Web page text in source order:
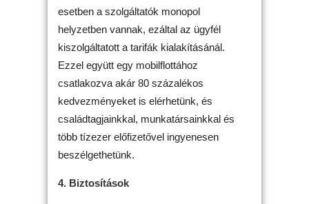
esetben a szolgáltatók monopol
helyzetben vannak, ezáltal az ügyfél
kiszolgáltatott a tarifák kialakításánál.
Ezzel együtt egy mobilflottához
csatlakozva akár 80 százalékos
kedvezményeket is elérhetünk, és
családtagjainkkal, munkatársainkkal és
több tízezer előfizetővel ingyenesen
beszélgethetünk.
4. Biztosítások